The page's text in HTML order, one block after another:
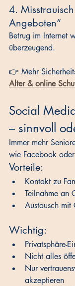
4.
Angeboten“
Betrug im Internet
überzeugend.
👉 Mehr
Alter & online
Social
– sinnvoll
Immer mehr
wie Facebook
Vorteile:
Kontakt zu
Teilnahme an
Austausch mit
Wichtig:
Privatsphäre-
Nicht alles
Nur
akzeptieren